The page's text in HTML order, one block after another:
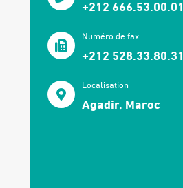
+212 666.53.00.01
Numéro de fax
+212 528.33.80.31
Localisation
Agadir, Maroc